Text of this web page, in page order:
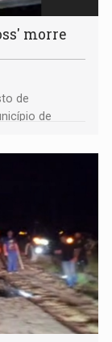
morre
de
de